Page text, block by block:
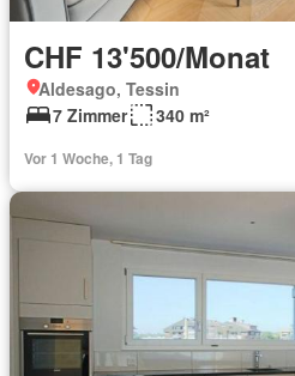
CHF 13'500/Monat
Aldesago, Tessin
7 Zimmer
340 m²
Vor 1 Woche, 1 Tag